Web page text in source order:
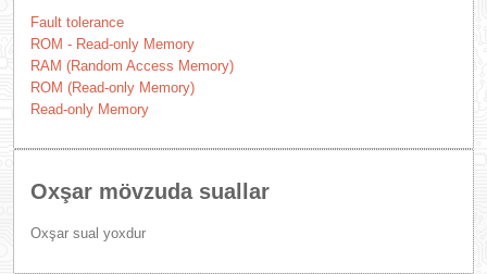
Fault tolerance
ROM - Read-only Memory
RAM (Random Access Memory)
ROM (Read-only Memory)
Read-only Memory
Oxşar mövzuda suallar
Oxşar sual yoxdur